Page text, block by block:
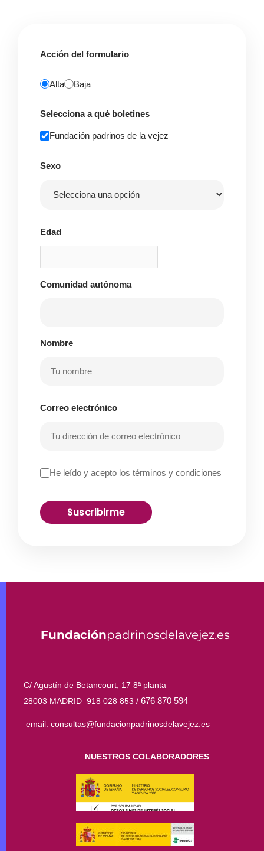
Acción del formulario
Alta Baja
Selecciona a qué boletines
Fundación padrinos de la vejez
Sexo
Edad
Comunidad autónoma
Nombre
Correo electrónico
He leído y acepto los términos y condiciones
Fundaciónpadrinosdelavejez.es
C/ Agustín de Betancourt, 17 8ª planta
28003 MADRID 918 028 853 / 676 870 594
email: consultas@fundacionpadrinosdelavejez.es
NUESTROS COLABORADORES